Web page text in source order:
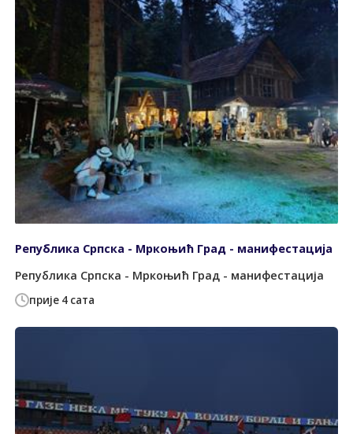
прије 4 сата
Република Српска - Мркоњић Град - манифестација
Република Српска - Мркоњић Град - манифестација